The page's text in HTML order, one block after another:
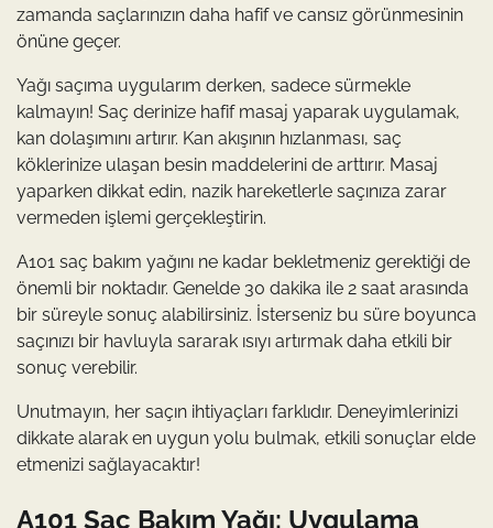
zamanda saçlarınızın daha hafif ve cansız görünmesinin
önüne geçer.
Yağı saçıma uygularım derken, sadece sürmekle
kalmayın! Saç derinize hafif masaj yaparak uygulamak,
kan dolaşımını artırır. Kan akışının hızlanması, saç
köklerinize ulaşan besin maddelerini de arttırır. Masaj
yaparken dikkat edin, nazik hareketlerle saçınıza zarar
vermeden işlemi gerçekleştirin.
A101 saç bakım yağını ne kadar bekletmeniz gerektiği de
önemli bir noktadır. Genelde 30 dakika ile 2 saat arasında
bir süreyle sonuç alabilirsiniz. İsterseniz bu süre boyunca
saçınızı bir havluyla sararak ısıyı artırmak daha etkili bir
sonuç verebilir.
Unutmayın, her saçın ihtiyaçları farklıdır. Deneyimlerinizi
dikkate alarak en uygun yolu bulmak, etkili sonuçlar elde
etmenizi sağlayacaktır!
A101 Saç Bakım Yağı: Uygulama